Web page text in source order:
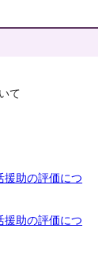
て
援助の評価につ
援助の評価につ